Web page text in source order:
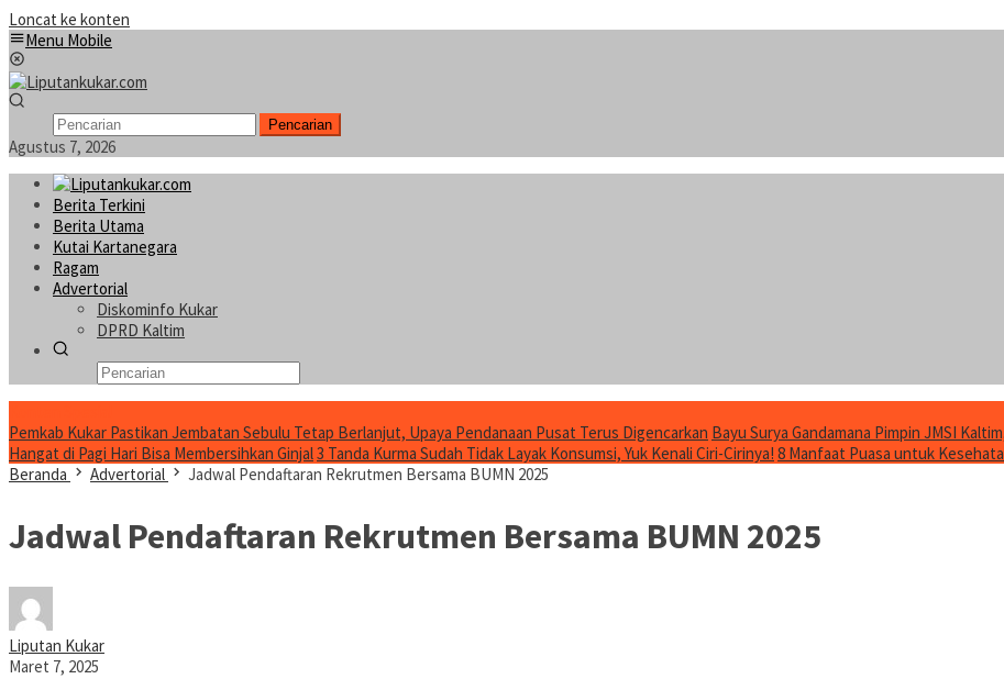
Loncat ke konten
Menu Mobile
Pencarian
Agustus 7, 2026
Berita Terkini
Berita Utama
Kutai Kartanegara
Ragam
Advertorial
Diskominfo Kukar
DPRD Kaltim
Pemkab Kukar Pastikan Jembatan Sebulu Tetap Berlanjut, Upaya Pendanaan Pusat Terus Digencarkan Bayu Surya Gandamana Pimpin JMSI
Hangat di Pagi Hari Bisa Membersihkan Ginjal3 Tanda Kurma Sudah Tidak Layak Konsumsi, Yuk Kenali Ciri-Cirinya! 8 Manfaat Puasa untuk
Beranda
Advertorial Jadwal Pendaftaran Rekrutmen Bersama BUMN 2025
Jadwal Pendaftaran Rekrutmen Bersama BUMN 2025
Liputan Kukar
Maret 7, 2025